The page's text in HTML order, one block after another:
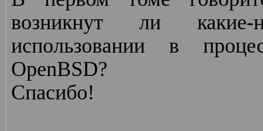
возникнут ли какие-
использовании в
OpenBSD?
Спасибо!